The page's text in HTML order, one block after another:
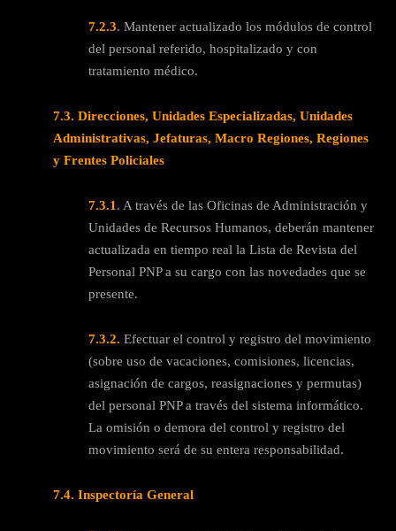
7.2.3. Mantener actualizado los módulos de control
del personal referido, hospitalizado y con
tratamiento médico.
7.3. Direcciones, Unidades Especializadas, Unidades
Administrativas, Jefaturas, Macro Regiones, Regiones
y Frentes Policiales
7.3.1 . A través de las Oficinas de Administración y
Unidades de Recursos Humanos, deberán mantener
actualizada en tiempo real la Lista de Revista del
Personal PNP a su cargo con las novedades que se
presente.
7.3.2. Efectuar el control y registro del movimiento
(sobre uso de vacaciones, comisiones, licencias,
asignación de cargos, reasignaciones y permutas)
del personal PNP a través del sistema informático.
La omisión o demora del control y registro del
movimiento será de su entera responsabilidad.
7.4. Inspectoría General